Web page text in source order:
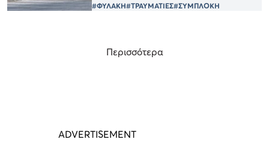
#ΦΥΛΑΚΗ#ΤΡΑΥΜΑΤΙΕΣ#ΣΥΜΠΛΟΚΗ
Περισσότερα